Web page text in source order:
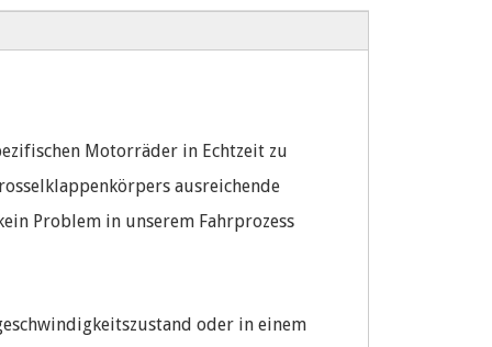
Motorräder in Echtzeit zu
ausreichende
Problem in unserem Fahrprozess
oder in einem